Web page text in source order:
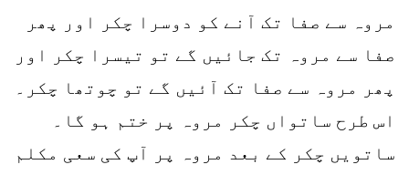
مروہ سے صفا تک آنے کو دوسرا چکر اور پھر
صفا سے مروہ تک جائیں گے تو تیسرا چکر اور
پھر مروہ سے صفا تک آئیں گے تو چوتھا چکر۔
اس طرح ساتواں چکر مروہ پر ختم ہو گا۔
ساتویں چکر کے بعد مروہ پر آپ کی سعی مکلم